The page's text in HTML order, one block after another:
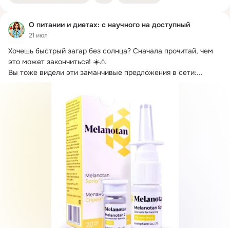
О питании и диетах: с научного на доступный
21 июл
Хочешь быстрый загар без солнца? Сначала прочитай, чем
это может закончиться! ☀️⚠️
Вы тоже видели эти заманчивые предложения в сети:...